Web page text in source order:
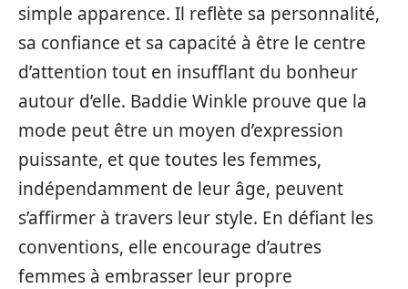
simple apparence. Il reflète sa personnalité,
sa confiance et sa capacité à être le centre
d’attention tout en insufflant du bonheur
autour d’elle. Baddie Winkle prouve que la
mode peut être un moyen d’expression
puissante, et que toutes les femmes,
indépendamment de leur âge, peuvent
s’affirmer à travers leur style. En défiant les
conventions, elle encourage d’autres
femmes à embrasser leur propre